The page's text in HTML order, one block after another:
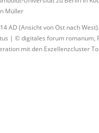
Müller
AD (Ansicht von Ost nach
| © digitales forum romanum,
mit den Exzellenzcluster